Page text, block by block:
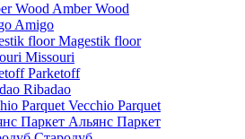
Amber Wood
Amigo
Magestik floor
Missouri
Parketoff
Ribadao
Vecchio Parquet
Альянс Паркет